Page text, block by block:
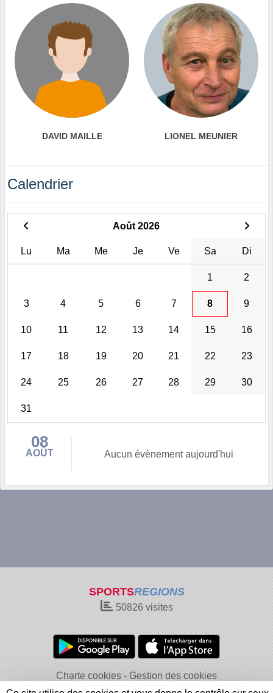
DAVID MAILLE LIONEL MEUNIER
Calendrier
Août 2026
Lu Ma Me Je Ve Sa Di
1 2
3 4 5 6 7 8 9
10 11 12 13 14 15 16
17 18 19 20 21 22 23
24 25 26 27 28 29 30
31
08
AOÛT Aucun évènement aujourd'hui
SPORTSREGIONS
50826visites
Charte cookies
Gestion des cookies
Informations légales
Signaler un contenu inapproprié